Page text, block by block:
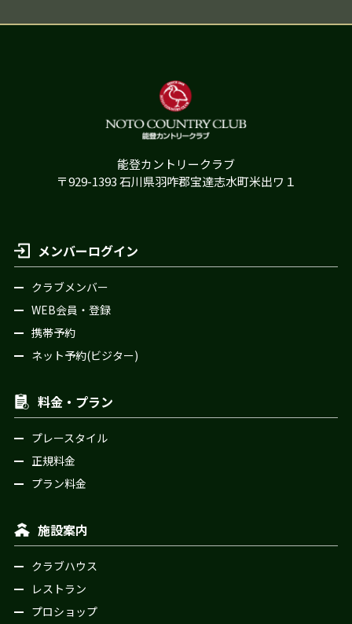
能登カントリークラブ
〒929-1393 石川県羽咋郡宝達志水町米出ワ１
メンバーログイン
クラブメンバー
WEB会員・登録
携帯予約
ネット予約(ビジター)
料金・プラン
プレースタイル
正規料金
プラン料金
施設案内
クラブハウス
レストラン
プロショップ